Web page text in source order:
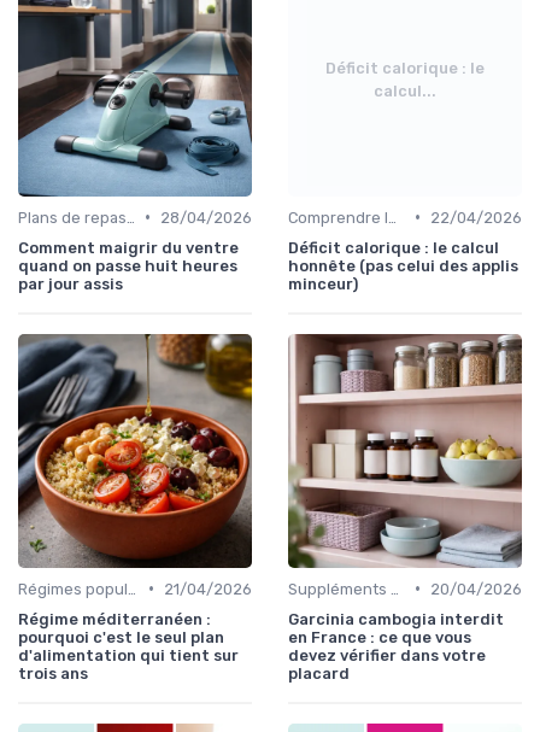
•
28/04/2026
Comment maigrir du ventre
quand on passe huit heures
par jour assis
Déficit calorique : le
calcul...
•
22/04/2026
Déficit calorique : le calcul
honnête (pas celui des applis
minceur)
•
21/04/2026
Régime méditerranéen :
pourquoi c'est le seul plan
d'alimentation qui tient sur
trois ans
•
20/04/2026
Garcinia cambogia interdit
en France : ce que vous
devez vérifier dans votre
placard